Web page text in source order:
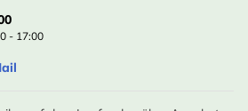
- 17:00